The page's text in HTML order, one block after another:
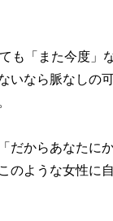
も「また今度」
いなら脈なしの
からあなたに
のような女性に